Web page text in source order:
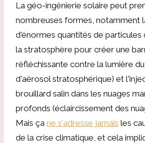
La géo-ingénierie solaire peut
nombreuses formes, notamment
d'énormes quantités de particules
la stratosphère pour créer une
réfléchissante contre la lumière
d'aérosol stratosphérique) et
brouillard salin dans les nuages
profonds (éclaircissement des
Mais ça ne s'adresse jamais les
de la crise climatique, et cela